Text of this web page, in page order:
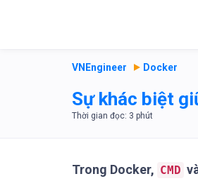
VNEngineer Docker
Sự khác biệt
Trong Docker, CMD